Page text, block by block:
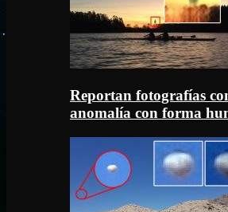
Reportan fotografías
anomalía con forma